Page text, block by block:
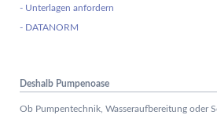
- Unterlagen anfordern
- DATANORM
Deshalb Pumpenoase
Ob Pumpentechnik, Wasseraufbereitung oder